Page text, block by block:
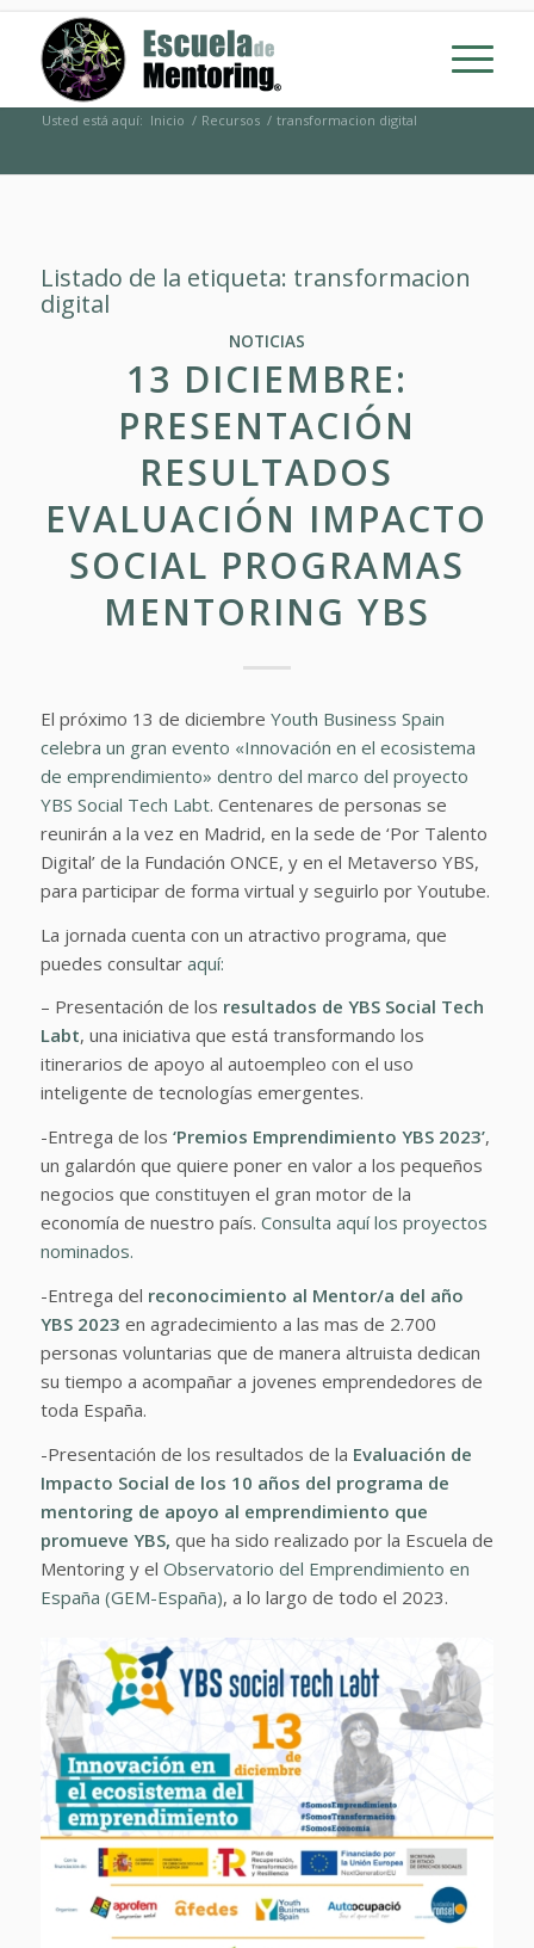
Usted está aquí: Inicio / Recursos / transformacion digital
Listado de la etiqueta: transformacion
digital
NOTICIAS
13 DICIEMBRE:
PRESENTACIÓN
RESULTADOS
EVALUACIÓN IMPACTO
SOCIAL PROGRAMAS
MENTORING YBS
El próximo 13 de diciembre Youth Business Spain
celebra un gran evento «Innovación en el ecosistema
de emprendimiento» dentro del marco del proyecto
YBS Social Tech Labt. Centenares de personas se
reunirán a la vez en Madrid, en la sede de ‘Por Talento
Digital’ de la Fundación ONCE, y en el Metaverso YBS,
para participar de forma virtual y seguirlo por Youtube.
La jornada cuenta con un atractivo programa, que
puedes consultar aquí:
– Presentación de los resultados de YBS Social Tech
Labt, una iniciativa que está transformando los
itinerarios de apoyo al autoempleo con el uso
inteligente de tecnologías emergentes.
-Entrega de los ‘Premios Emprendimiento YBS 2023’,
un galardón que quiere poner en valor a los pequeños
negocios que constituyen el gran motor de la
economía de nuestro país. Consulta aquí los proyectos
nominados.
-Entrega del reconocimiento al Mentor/a del año
YBS 2023 en agradecimiento a las mas de 2.700
personas voluntarias que de manera altruista dedican
su tiempo a acompañar a jovenes emprendedores de
toda España.
-Presentación de los resultados de la Evaluación de
Impacto Social de los 10 años del programa de
mentoring de apoyo al emprendimiento que
promueve YBS, que ha sido realizado por la Escuela de
Mentoring y el Observatorio del Emprendimiento en
España (GEM-España), a lo largo de todo el 2023.